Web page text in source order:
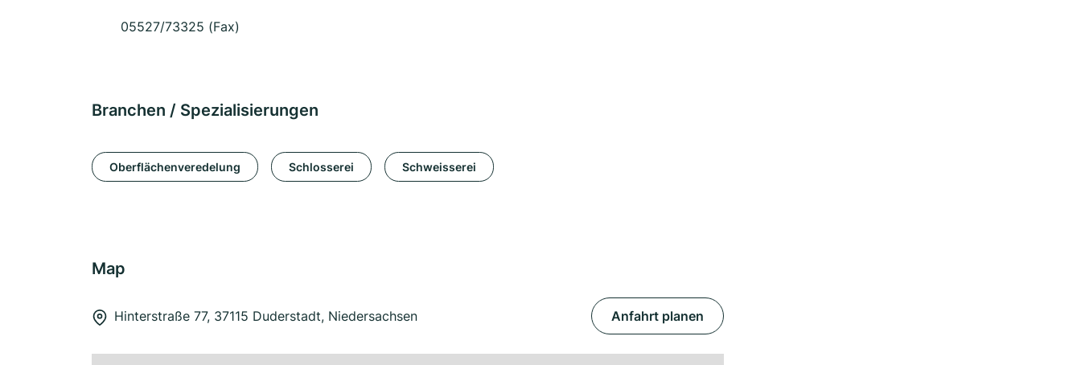
05527/73325 (Fax)
Branchen / Spezialisierungen
Oberflächenveredelung Schlosserei Schweisserei
Map
Hinterstraße 77, 37115 Duderstadt, Niedersachsen Anfahrt planen